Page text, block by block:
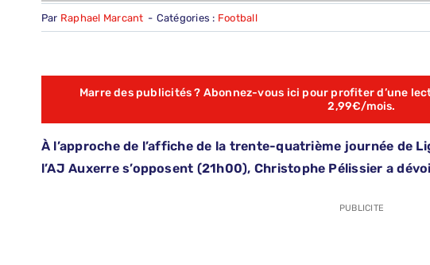
Par Raphael Marcant - Catégories : Football
Marre des publicités ? Abonnez-vous ici pour profiter d’une
2,99€/mois.
À l’approche de l’affiche de la trente-quatrième journée de
l’AJ Auxerre s’opposent (21h00), Christophe Pélissier a
PUBLICITE